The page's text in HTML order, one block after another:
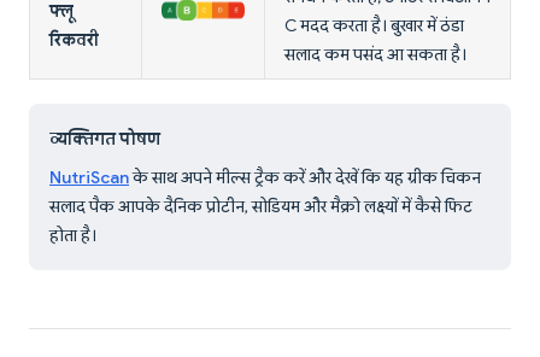
फ्लू
रिकवरी
C मदद करता है। बुखार में ठंडा
सलाद कम पसंद आ सकता है।
व्यक्तिगत पोषण
NutriScanके साथ अपने मील्स ट्रैक करें और देखें कि यह ग्रीक चिकन
सलाद पैक आपके दैनिक प्रोटीन, सोडियम और मैक्रो लक्ष्यों में कैसे फिट
होता है।